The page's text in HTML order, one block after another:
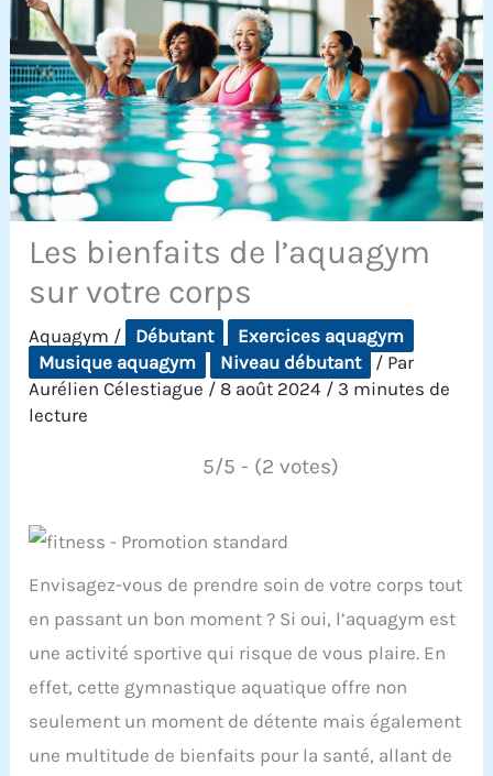
Les bienfaits de l’aquagym
sur votre corps
Aquagym / Débutant
Exercices aquagym
Musique aquagym
Niveau débutant
/ Par
Aurélien Célestiague / 8 août 2024 / 3 minutes de
lecture
5/5 - (2 votes)
Envisagez-vous de prendre soin de votre corps tout
en passant un bon moment ? Si oui, l’aquagym est
une activité sportive qui risque de vous plaire. En
effet, cette gymnastique aquatique offre non
seulement un moment de détente mais également
une multitude de bienfaits pour la santé, allant de